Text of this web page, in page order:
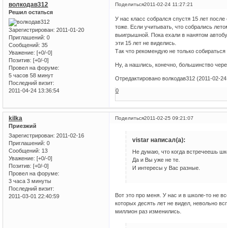
Поделиться2011-02-24 11:27:21
волкодав312
Решил остаться
Зарегистрирован: 2011-01-20
Приглашений: 0
Сообщений: 35
Уважение: [+0/-0]
Позитив: [+0/-0]
Провел на форуме:
5 часов 58 минут
Последний визит:
2011-04-24 13:36:54
У нас класс собрался спустя 15 лет
тоже. Если учитывать, что собрались
выигрышной. Пока ехали в нанятом
эти 15 лет не виделись.
Так что рекомендую не только
Ну, а нашлись, конечно, большинство
Отредактировано волкодав312 (2011-02-
0
Поделиться2011-02-25 09:21:07
kilka
Приезжий
Зарегистрирован: 2011-02-16
Приглашений: 0
Сообщений: 13
Уважение: [+0/-0]
Позитив: [+0/-0]
Провел на форуме:
3 часа 3 минуты
Последний визит:
2011-03-01 22:40:59
vistar написал(а):
Не думаю, что когда встречеешь
Да и Вы уже не те.
И интересы у Вас разные.
Вот это про меня. У нас и в школе-то не
которых десять лет не видел, невольно
миллион раз изменились.